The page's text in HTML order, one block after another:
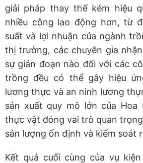
giải pháp thay thế kém hiệu
nhiều công lao động hơn, từ
suất và lợi nhuận của ngành
thị trường, các chuyên gia
sự gián đoạn nào đối với các
trồng đều có thể gây hiệu
lương thực và an ninh lương
sản xuất quy mô lớn của Hoa
thực vật đóng vai trò quan
sản lượng ổn định và kiểm soát
Kết quả cuối cùng của vụ